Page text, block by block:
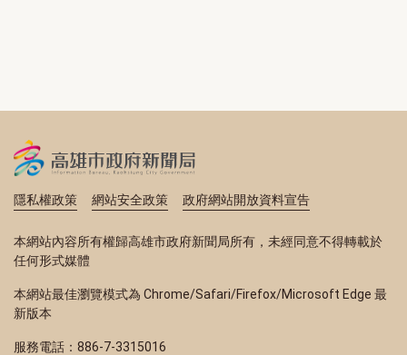
隱私權政策 網站安全政策 政府網站開放資料宣告
本網站內容所有權歸高雄市政府新聞局所有，未經同意不得轉載於
任何形式媒體
本網站最佳瀏覽模式為 Chrome/Safari/Firefox/Microsoft Edge 最
新版本
服務電話：886-7-3315016